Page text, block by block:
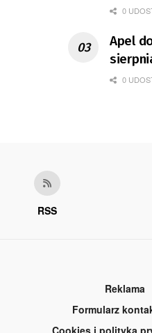
Tour
0
Apel
z
0
RSS
Reklama
Formularz